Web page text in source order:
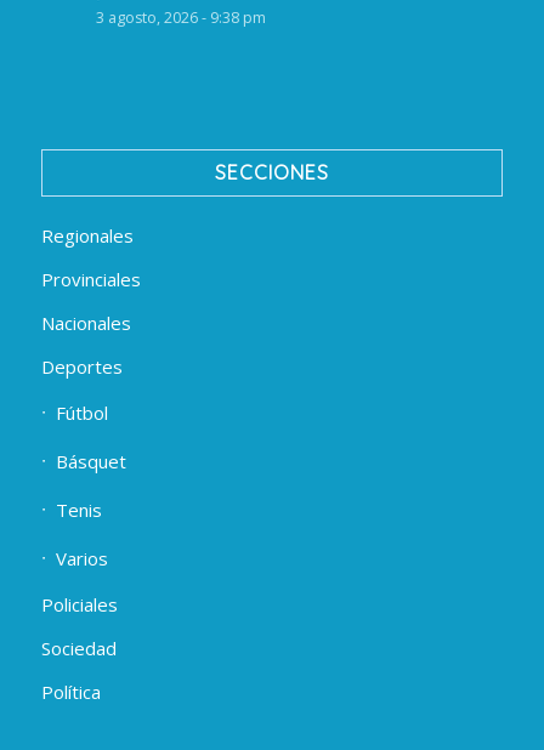
3 agosto, 2026 - 9:38 pm
SECCIONES
Regionales
Provinciales
Nacionales
Deportes
Fútbol
Básquet
Tenis
Varios
Policiales
Sociedad
Política